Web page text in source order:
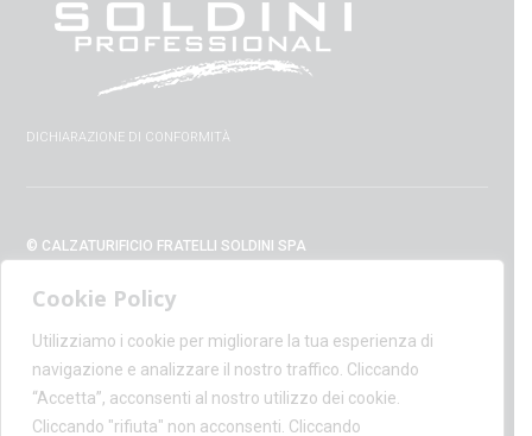
Cookie Policy
Utilizziamo i cookie per migliorare la tua esperienza di
navigazione e analizzare il nostro traffico. Cliccando
“Accetta”, acconsenti al nostro utilizzo dei cookie.
Cliccando "rifiuta" non acconsenti. Cliccando
DICHIARAZIONE DI CONFORMITÀ
© CALZATURIFICIO FRATELLI SOLDINI SPA
+39 0575 428129 - FAX +39 0575 420254
SUPPORT@CALZATURIFICIOSOLDINI.IT
AMMINISTRAZIONE@PEC.CALZATURIFICIOSOLDINI.COM
P.IVA IT00100020510 - REA AR19984
CAPITALE SOCIALE € 1,170,800.00